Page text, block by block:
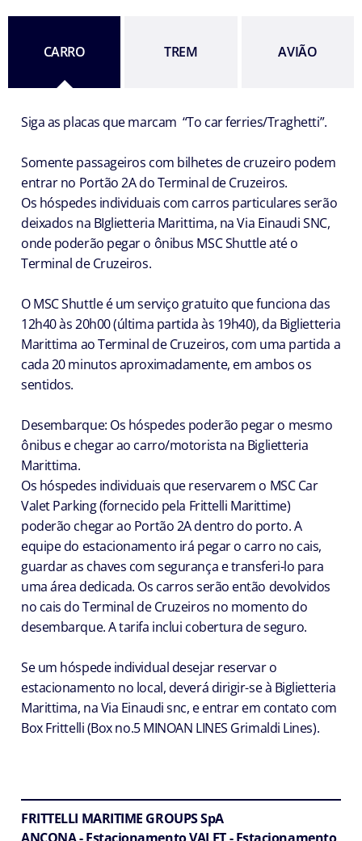
CARRO TREM AVIÃO
Siga as placas que marcam “To car ferries/Traghetti”.
Somente passageiros com bilhetes de cruzeiro podem
entrar no Portão 2A do Terminal de Cruzeiros.
Os hóspedes individuais com carros particulares serão
deixados na BIglietteria Marittima, na Via Einaudi SNC,
onde poderão pegar o ônibus MSC Shuttle até o
Terminal de Cruzeiros.
O MSC Shuttle é um serviço gratuito que funciona das
12h40 às 20h00 (última partida às 19h40), da Biglietteria
Marittima ao Terminal de Cruzeiros, com uma partida a
cada 20 minutos aproximadamente, em ambos os
sentidos.
Desembarque: Os hóspedes poderão pegar o mesmo
ônibus e chegar ao carro/motorista na Biglietteria
Marittima.
Os hóspedes individuais que reservarem o MSC Car
Valet Parking (fornecido pela Frittelli Marittime)
poderão chegar ao Portão 2A dentro do porto. A
equipe do estacionamento irá pegar o carro no cais,
guardar as chaves com segurança e transferi-lo para
uma área dedicada. Os carros serão então devolvidos
no cais do Terminal de Cruzeiros no momento do
desembarque. A tarifa inclui cobertura de seguro.
Se um hóspede individual desejar reservar o
estacionamento no local, deverá dirigir-se à Biglietteria
Marittima, na Via Einaudi snc, e entrar em contato com
Box Frittelli (Box no.5 MINOAN LINES Grimaldi Lines).
FRITTELLI MARITIME GROUPS SpA